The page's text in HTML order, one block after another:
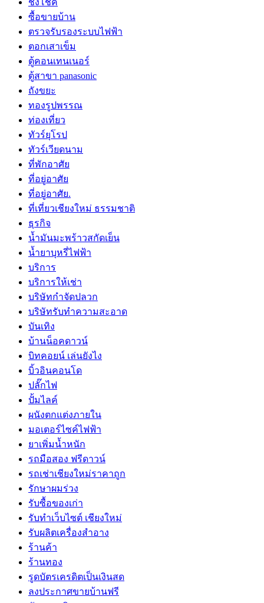
ซื้อขายบ้าน
ตรวจรับรองระบบไฟฟ้า
ตอกเสาเข็ม
ตู้คอนเทนเนอร์
ตู้สาขา panasonic
ถังขยะ
ทองรูปพรรณ
ท่องเที่ยว
ทัวร์ยุโรป
ทัวร์เวียดนาม
ที่พักอาศัย
ที่อยู่อาศัย
ที่อยู่อาศัย.
ที่เที่ยวเชียงใหม่ ธรรมชาติ
ธุรกิจ
น้ำมันมะพร้าวสกัดเย็น
น้ำยาบุหรี่ไฟฟ้า
บริการ
บริการให้เช่า
บริษัทกำจัดปลวก
บริษัทรับทำความสะอาด
บันเทิง
บ้านน็อคดาวน์
บิทคอยน์ เล่นยังไง
บิ้วอินคอนโด
ปลั๊กไฟ
ปั้มไลค์
ผนังตกแต่งภายใน
มอเตอร์ไซค์ไฟฟ้า
ยาเพิ่มน้ำหนัก
รถมือสอง ฟรีดาวน์
รถเช่าเชียงใหม่ราคาถูก
รักษาผมร่วง
รับซื้อของเก่า
รับทำเว็บไซต์ เชียงใหม่
รับผลิตเครื่องสำอาง
ร้านค้า
ร้านทอง
รูดบัตรเครดิตเป็นเงินสด
ลงประกาศขายบ้านฟรี